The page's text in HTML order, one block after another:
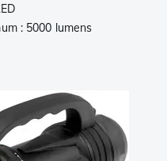
: 5000 lumens